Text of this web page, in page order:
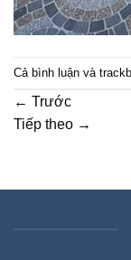
Cả bình luận và
← Trước
Tiếp theo →